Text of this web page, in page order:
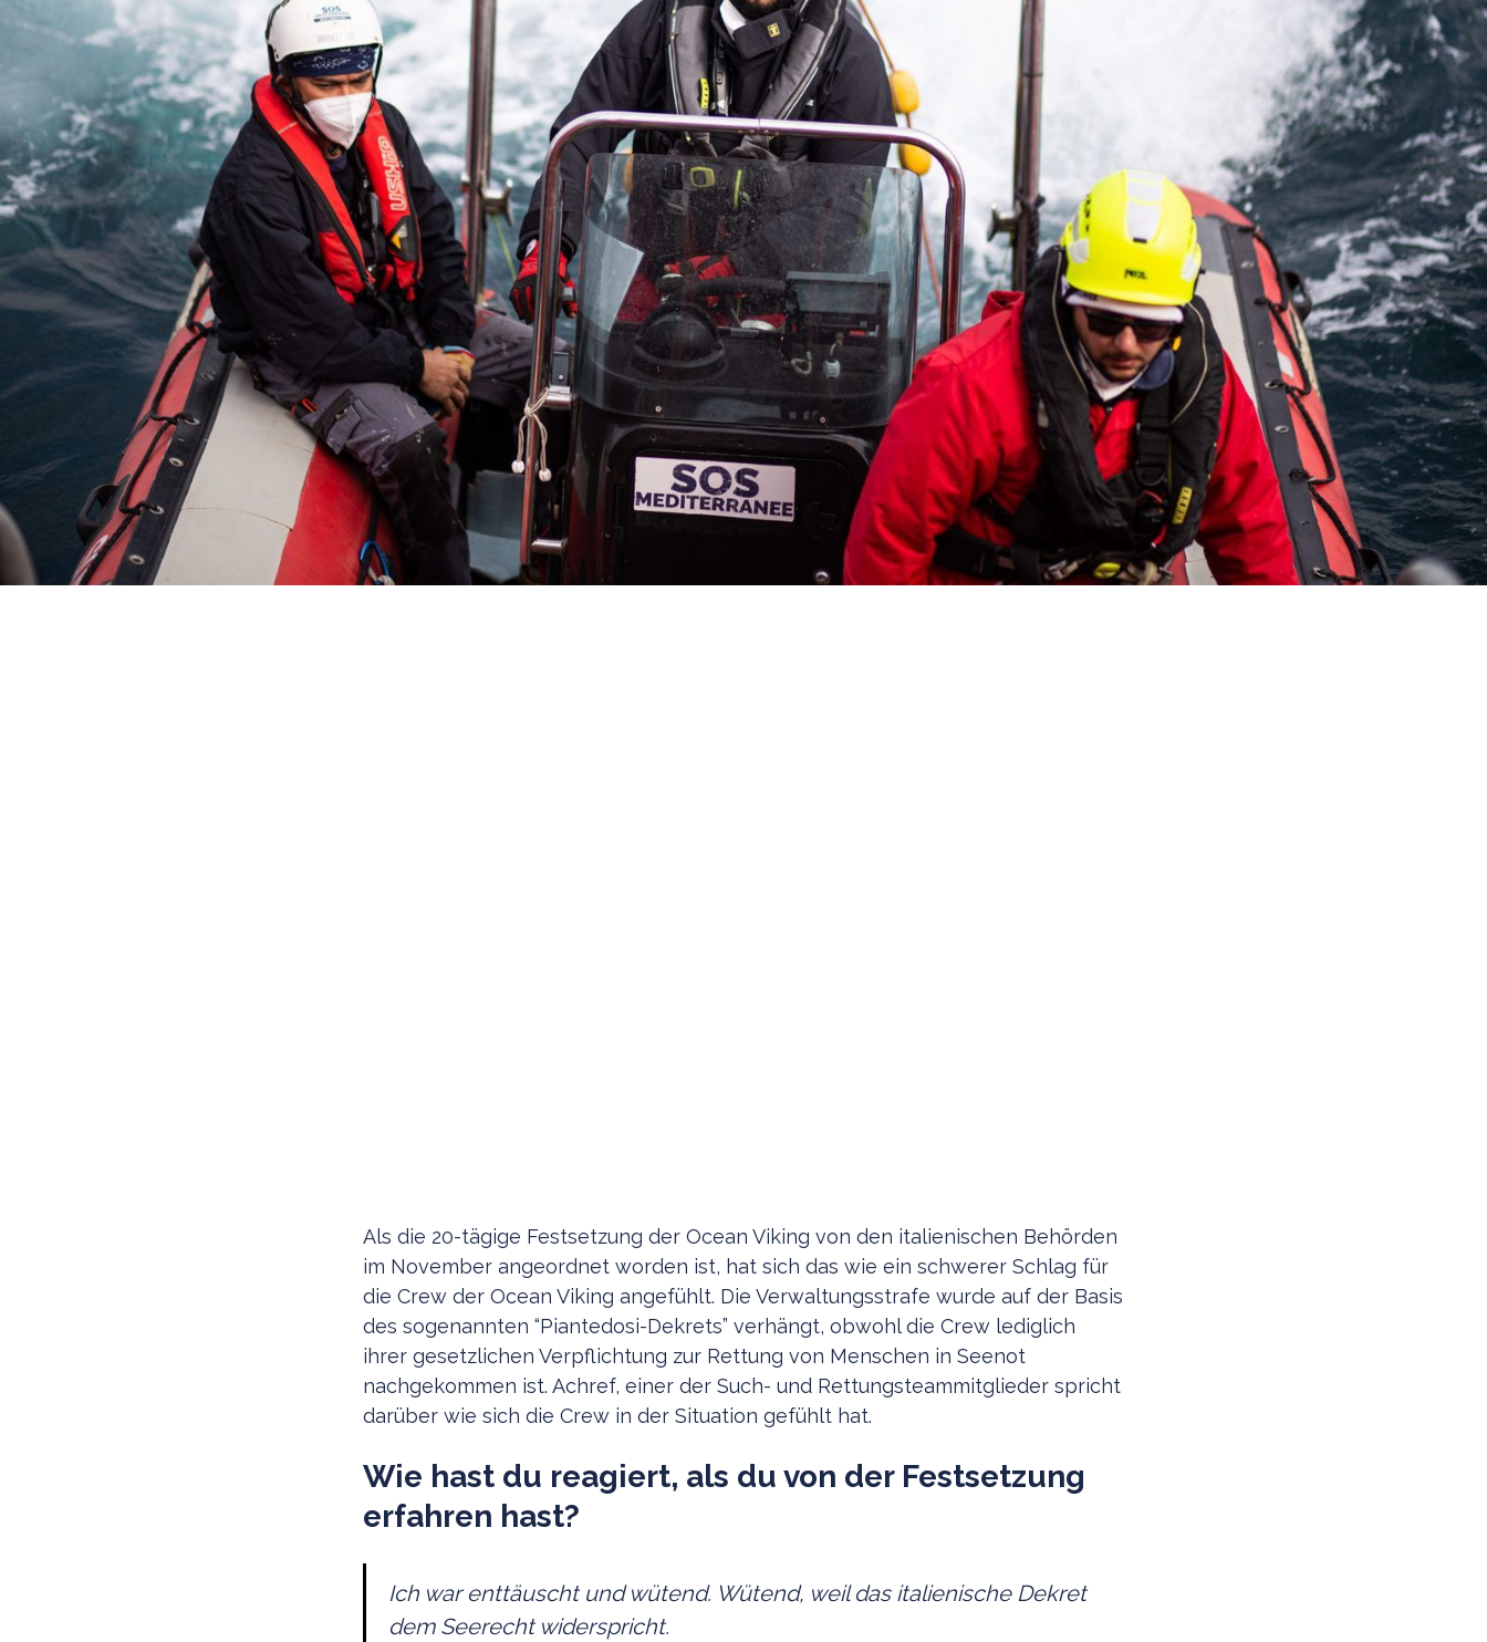
Als die 20-tägige Festsetzung der Ocean Viking von den italienischen Behörden
im November angeordnet worden ist, hat sich das wie ein schwerer Schlag für
die Crew der Ocean Viking angefühlt. Die Verwaltungsstrafe wurde auf der Basis
des sogenannten “Piantedosi-Dekrets” verhängt, obwohl die Crew lediglich
ihrer gesetzlichen Verpflichtung zur Rettung von Menschen in Seenot
nachgekommen ist. Achref, einer der Such- und Rettungsteammitglieder spricht
darüber wie sich die Crew in der Situation gefühlt hat.
Wie hast du reagiert, als du von der Festsetzung
erfahren hast?
Ich war enttäuscht und wütend. Wütend, weil das italienische Dekret
dem Seerecht widerspricht.